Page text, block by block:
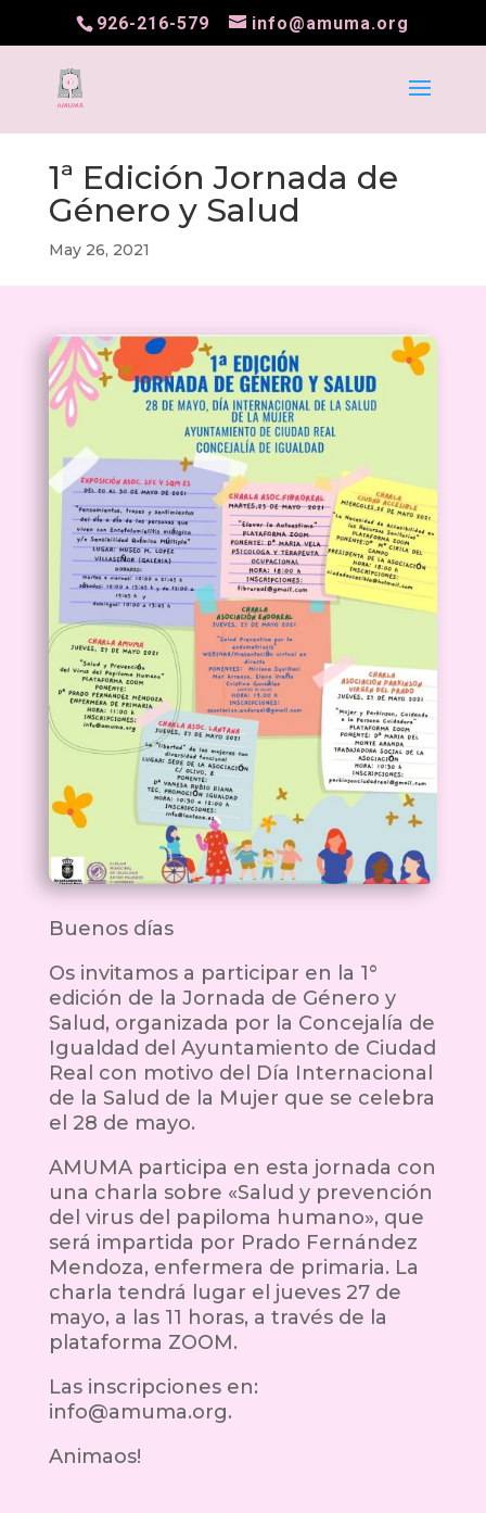
926-216-579 info@amuma.org
1ª Edición Jornada de
Género y Salud
May 26, 2021
Buenos días
Os invitamos a participar en la 1°
edición de la Jornada de Género y
Salud, organizada por la Concejalía de
Igualdad del Ayuntamiento de Ciudad
Real con motivo del Día Internacional
de la Salud de la Mujer que se celebra
el 28 de mayo.
AMUMA participa en esta jornada con
una charla sobre «Salud y prevención
del virus del papiloma humano», que
será impartida por Prado Fernández
Mendoza, enfermera de primaria. La
charla tendrá lugar el jueves 27 de
mayo, a las 11 horas, a través de la
plataforma ZOOM.
Las inscripciones en:
info@amuma.org.
Animaos!